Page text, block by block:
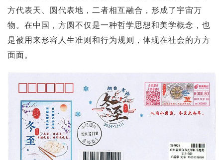
方代表天、圆代表地，二者相互融合，形成了宇宙万
物。在中国，方圆不仅是一种哲学思想和美学概念，也
是被用来形容人生准则和行为规则，体现在社会的方方
面面。